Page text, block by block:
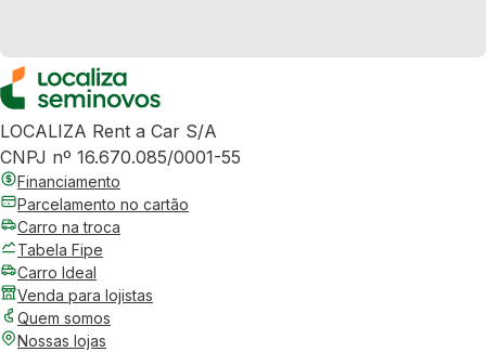
LOCALIZA Rent a Car S/A
CNPJ nº 16.670.085/0001-55
Financiamento
Parcelamento no cartão
Carro na troca
Tabela Fipe
Carro Ideal
Venda para lojistas
Quem somos
Nossas lojas